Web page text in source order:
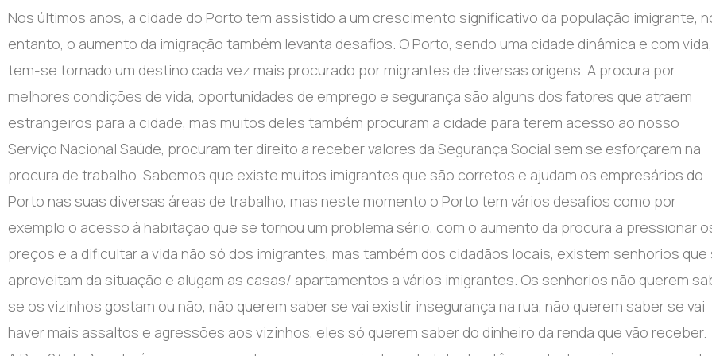
Nos últimos anos, a cidade do Porto tem assistido a um crescimento significativo da população imigrante,
entanto, o aumento da imigração também levanta desafios. O Porto, sendo uma cidade dinâmica e com vida,
tem-se tornado um destino cada vez mais procurado por migrantes de diversas origens. A procura por
melhores condições de vida, oportunidades de emprego e segurança são alguns dos fatores que atraem
estrangeiros para a cidade, mas muitos deles também procuram a cidade para terem acesso ao nosso
Serviço Nacional Saúde, procuram ter direito a receber valores da Segurança Social sem se esforçarem na
procura de trabalho. Sabemos que existe muitos imigrantes que são corretos e ajudam os empresários do
Porto nas suas diversas áreas de trabalho, mas neste momento o Porto tem vários desafios como por
exemplo o acesso à habitação que se tornou um problema sério, com o aumento da procura a pressionar
preços e a dificultar a vida não só dos imigrantes, mas também dos cidadãos locais, existem senhorios que
aproveitam da situação e alugam as casas/ apartamentos a vários imigrantes. Os senhorios não querem
se os vizinhos gostam ou não, não querem saber se vai existir insegurança na rua, não querem saber se vai
haver mais assaltos e agressões aos vizinhos, eles só querem saber do dinheiro da renda que vão receber.